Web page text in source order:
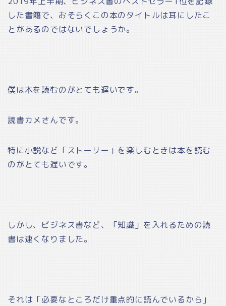
した書籍で、おそらくこの本のタイトルは耳にしたこ
とがあるのではないでしょうか。
僕は本を読むのがとても遅いです。
読書カメさんです。
特に小説など「ストーリー」を楽しむときは本を読む
のがとても遅いです。
しかし、ビジネス書など、「知識」を入れるための読
書は速くなりました。
それは「必要なところだけ重点的に読んでいるから」